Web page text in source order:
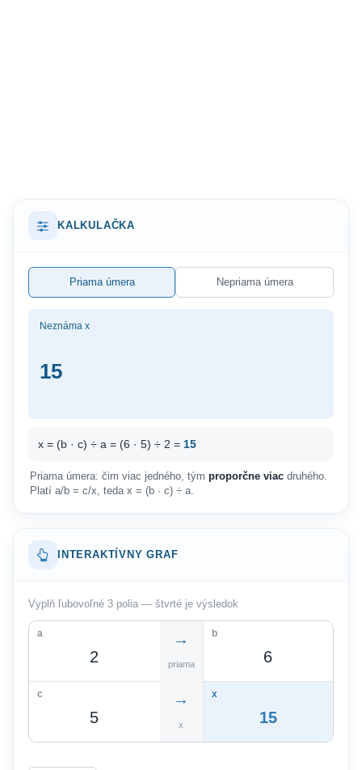
KALKULAČKA
Priama úmera Nepriama úmera
Neznáma x
15
x = (b · c) ÷ a = (6 · 5) ÷ 2 = 15
Priama úmera: čim viac jedného, tým proporčne viac druhého.
Platí a/b = c/x, teda x = (b · c) ÷ a.
INTERAKTÍVNY GRAF
Vyplň ľubovoľné 3 polia — štvrté je výsledok
a →
priama
b
c →
x
x